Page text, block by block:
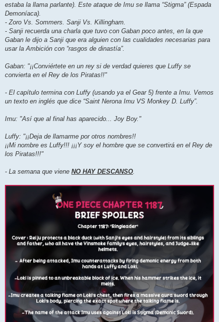
estaba la llama parlante). Este ataque de Imu se llama “Stigma” (Espada
Demoníaca).
- Zoro Vs. Sommers. Sanji Vs. Killingham.
- Sanji recuerda una charla que tuvo con Gaban poco antes, en la que
Gaban le dijo a Sanji que era alguien con las cualidades necesarias para
usar la Ambición con “rasgos de dinastía”.
Gaban: "¡¡Conviértete en un rey si de verdad quieres que Luffy se
convierta en el Rey de los Piratas!!"
- El capítulo termina con Luffy (usando ya el Gear 5) frente a Imu. Vemos
un texto en inglés que dice “Saint Nerona Imu VS Monkey D. Luffy”.
Imu: "Así que al final has aparecido... Joy Boy."
Luffy: "¡¡Deja de llamarme por otros nombres!!
¡¡Mi nombre es Luffy!!! ¡¡¡Y soy el hombre que se convertirá en el Rey de
los Piratas!!!"
- La semana que viene NO HAY DESCANSO